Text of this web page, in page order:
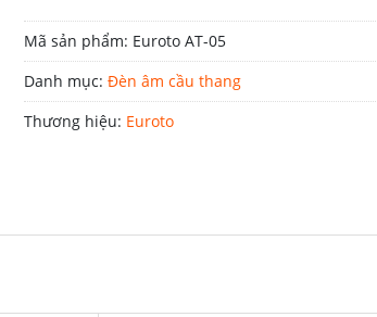
Mã sản phẩm: Euroto AT-05
Danh mục: Đèn âm cầu thang
Thương hiệu: Euroto